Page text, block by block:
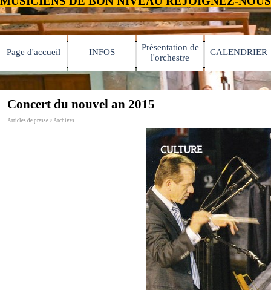
Page d'accueil INFOS ▼
Présentation de
l'orchestre
▼
CALENDRIER
Concert du nouvel an 2015
Articles de presse > Archives